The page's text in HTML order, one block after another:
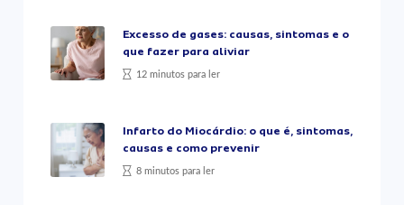
Excesso de gases: causas, sintomas e o
que fazer para aliviar
12 minutos para ler
Infarto do Miocárdio: o que é, sintomas,
causas e como prevenir
8 minutos para ler